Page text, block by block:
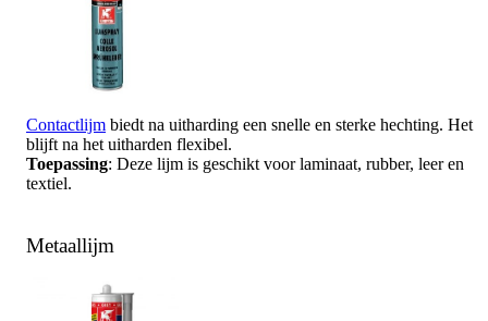
Contactlijm biedt na uitharding een snelle en sterke hechting. Het
blijft na het uitharden flexibel.
Toepassing: Deze lijm is geschikt voor laminaat, rubber, leer en
textiel.
Metaallijm